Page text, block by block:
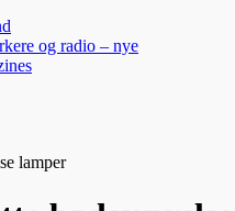
og radio – nye
lamper